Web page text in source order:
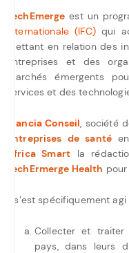
TechEmerge est un
internationale (IFC)qui
mettant en relation des
entreprises et des
marchés émergents
services et des
Ylancia Conseil, société
entreprises de santé
Africa Smart la
TechErmerge Health pour
Il s’est spécifiquement agi
Collecter et traiter
pays, dans leurs